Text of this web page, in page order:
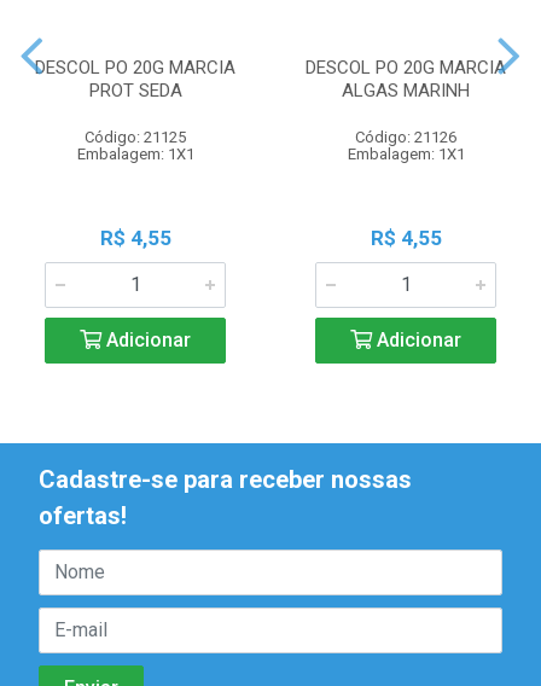
DESCOL PO 20G MARCIA
PROT SEDA
Código: 21125
Embalagem: 1X1
R$ 4,55
Adicionar
DESCOL PO 20G MARCIA
ALGAS MARINH
Código: 21126
Embalagem: 1X1
R$ 4,55
Adicionar
Cadastre-se para receber nossas
ofertas!